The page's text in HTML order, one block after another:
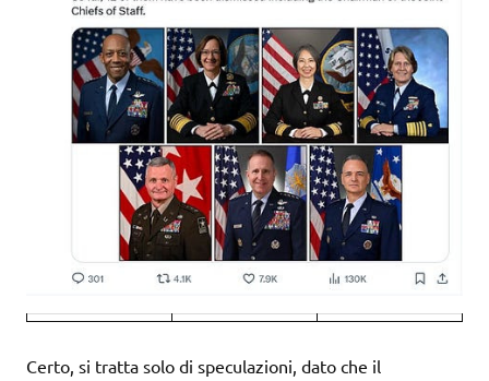
Certo, si tratta solo di speculazioni, dato che il